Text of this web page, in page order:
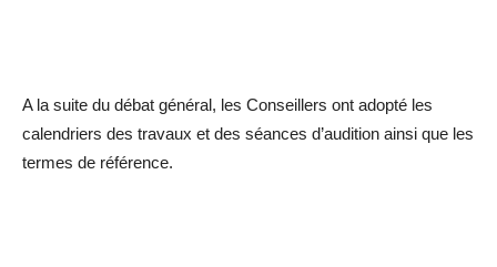
A la suite du débat général, les Conseillers ont adopté les
calendriers des travaux et des séances d’audition ainsi que les
termes de référence.